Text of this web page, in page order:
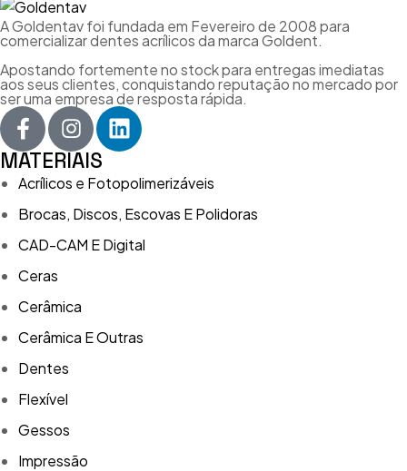
A Goldentav foi fundada em Fevereiro de 2008 para
comercializar dentes acrílicos da marca Goldent.
Apostando fortemente no stock para entregas imediatas
aos seus clientes, conquistando reputação no mercado por
ser uma empresa de resposta rápida.
MATERIAIS
Acrílicos e Fotopolimerizáveis
Brocas, Discos, Escovas E Polidoras
CAD-CAM E Digital
Ceras
Cerâmica
Cerâmica E Outras
Dentes
Flexível
Gessos
Impressão